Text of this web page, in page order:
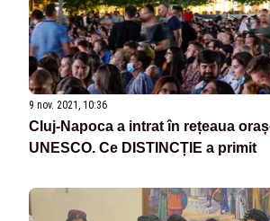
9 nov. 2021, 10:36
Cluj-Napoca a intrat în rețeaua
UNESCO. Ce DISTINCȚIE a primit